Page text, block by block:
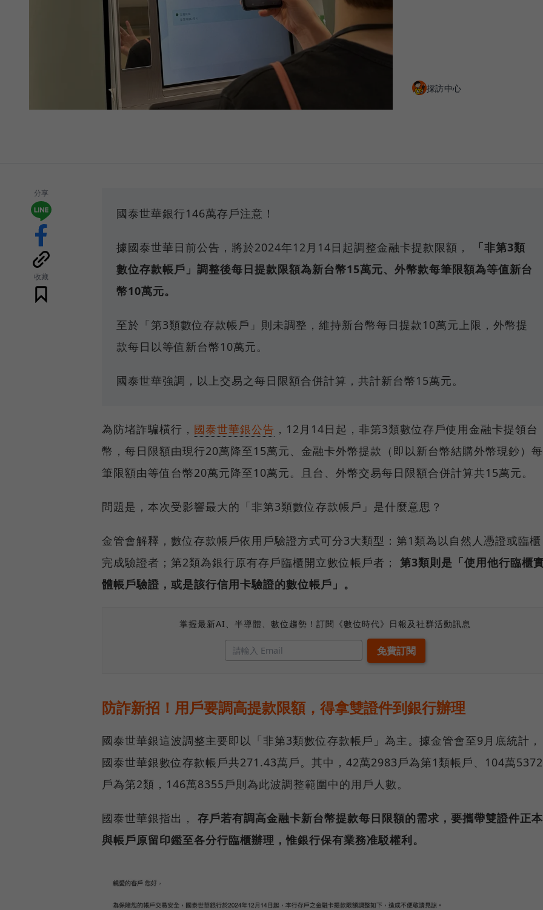
採訪中心
分享
收藏
國泰世華銀行146萬存戶注意！
據國泰世華日前公告，將於2024年12月14日起調整金融卡提款限額，
「非第3類
數位存款帳戶」調整後每日提款限額為新台幣15萬元、外幣款每筆限額為等值新台
幣10萬元。
至於「第3類數位存款帳戶」則未調整，維持新台幣每日提款10萬元上限，外幣提
款每日以等值新台幣10萬元。
國泰世華強調，以上交易之每日限額合併計算，共計新台幣15萬元。
為防堵詐騙橫行， 國泰世華銀公告 ，12月14日起，非第3類數位存戶使用金融卡提領台
幣，每日限額由現行20萬降至15萬元、金融卡外幣提款（即以新台幣結購外幣現鈔）每
筆限額由等值台幣20萬元降至10萬元。且台、外幣交易每日限額合併計算共15萬元。
問題是，本次受影響最大的「非第3類數位存款帳戶」是什麼意思？
金管會解釋，數位存款帳戶依用戶驗證方式可分3大類型：第1類為以自然人憑證或臨櫃
完成驗證者；第2類為銀行原有存戶臨櫃開立數位帳戶者； 第3類則是「使用他行臨櫃
體帳戶驗證，或是該行信用卡驗證的數位帳戶」。
掌握最新AI、半導體、數位趨勢！訂閱《數位時代》日報及社群活動訊息
防詐新招！用戶要調高提款限額，得拿雙證件到銀行辦理
國泰世華銀這波調整主要即以「非第3類數位存款帳戶」為主。據金管會至9月底統計，
國泰世華銀數位存款帳戶共271.43萬戶。其中，42萬2983戶為第1類帳戶、104萬5372
戶為第2類，146萬8355戶則為此波調整範圍中的用戶人數。
國泰世華銀指出， 存戶若有調高金融卡新台幣提款每日限額的需求，要攜帶雙證件正本
與帳戶原留印鑑至各分行臨櫃辦理，惟銀行保有業務准駁權利。